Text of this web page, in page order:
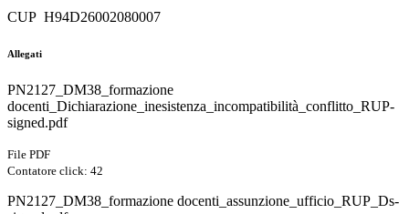
CUP H94D26002080007
Allegati
PN2127_DM38_formazione
docenti_Dichiarazione_inesistenza_incompatibilità_conflitto_RUP-
signed.pdf
File PDF
Contatore click: 42
PN2127_DM38_formazione docenti_assunzione_ufficio_RUP_Ds-